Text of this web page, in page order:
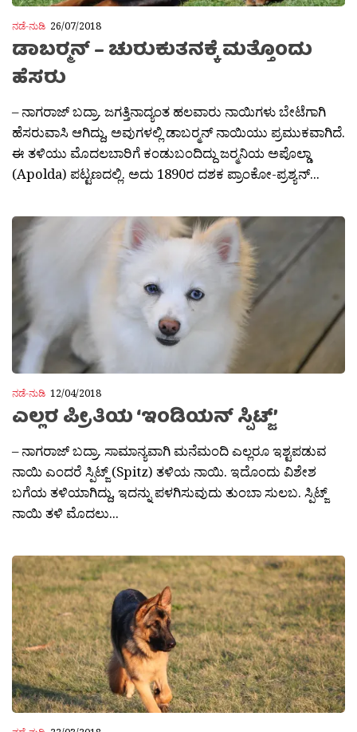
ನಡೆ-ನುಡಿ 26/07/2018
ಡಾಬರ್‍ಮನ್ – ಚುರುಕುತನಕ್ಕೆ ಮತ್ತೊಂದು
ಹೆಸರು
– ನಾಗರಾಜ್ ಬದ್ರಾ. ಜಗತ್ತಿನಾದ್ಯಂತ ಹಲವಾರು ನಾಯಿಗಳು ಬೇಟೆಗಾಗಿ
ಹೆಸರುವಾಸಿ ಆಗಿದ್ದು, ಅವುಗಳಲ್ಲಿ ಡಾಬರ‍್ಮನ್‍‍ ನಾಯಿಯು ಪ್ರಮುಕವಾಗಿದೆ.
ಈ ತಳಿಯು ಮೊದಲಬಾರಿಗೆ ಕಂಡುಬಂದಿದ್ದು ಜರ‍್ಮನಿಯ ಅಪೊಲ್ಡಾ
(Apolda) ಪಟ್ಟಣದಲ್ಲಿ. ಅದು 1890ರ ದಶಕ ಪ್ರಾಂಕೋ-ಪ್ರಶ್ಯನ್...
ನಡೆ-ನುಡಿ 12/04/2018
ಎಲ್ಲರ ಪ್ರೀತಿಯ ‘ಇಂಡಿಯನ್ ಸ್ಪಿಟ್ಜ್’
– ನಾಗರಾಜ್ ಬದ್ರಾ. ಸಾಮಾನ್ಯವಾಗಿ ಮನೆಮಂದಿ ಎಲ್ಲರೂ ಇಶ್ಟಪಡುವ
ನಾಯಿ ಎಂದರೆ ಸ್ಪಿಟ್ಜ್ (Spitz) ತಳಿಯ ನಾಯಿ. ಇದೊಂದು ವಿಶೇಶ
ಬಗೆಯ ತಳಿಯಾಗಿದ್ದು, ಇದನ್ನು ಪಳಗಿಸುವುದು ತುಂಬಾ ಸುಲಬ. ಸ್ಪಿಟ್ಜ್
ನಾಯಿ ತಳಿ ಮೊದಲು...